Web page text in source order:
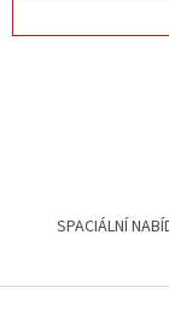
SPACIÁLNÍ